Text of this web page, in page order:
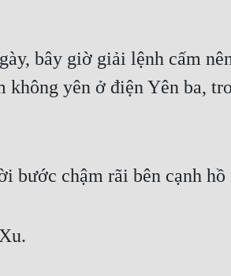
bây giờ giải lệnh cấm
yên ở điện Yên ba,
bước chậm rãi bên cạnh hồ